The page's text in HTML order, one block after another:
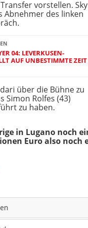
vorstellen. Sky
Abnehmer des linken
04: LEVERKUSEN-
AUF UNBESTIMMTE ZEIT
über die Bühne zu
Simon Rolfes (43)
zu haben.
in Lugano noch
Euro also noch